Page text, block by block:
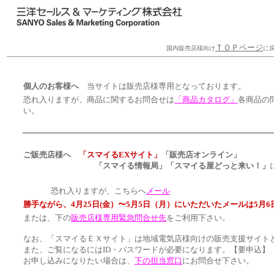
個人のお客様へ当サイトは販売店様専用となっております。
恐れ入りますが、商品に関するお問合せは 「商品カタログ」 各商品の
い。
ご販売店様へ 「スマイるEXサイト」
「販売店オンライン」
「スマイる情報局」「スマイる屋どっと来い！」
恐れ入りますが、こちらへメール
勝手ながら、4月25日(金）〜5月5日（月）にいただいたメールは5月
または、下の販売店様専用緊急問合せ先をご利用下さい。
なお、「スマイるＥＸサイト」は地域電気店様向けの販売支援サイト
また、ご覧になるにはID・パスワードが必要になります。【要申込】
お申し込みになりたい場合は、 下の担当窓口 にお問合せ下さい。
国内販売店様向け ＴＯＰページに